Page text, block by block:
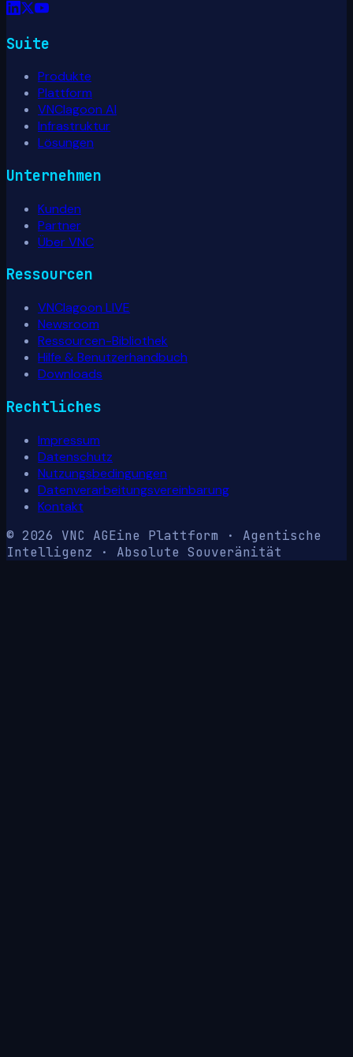
Suite
Produkte
Plattform
VNClagoon AI
Infrastruktur
Lösungen
Unternehmen
Kunden
Partner
Über VNC
Ressourcen
VNClagoon LIVE
Newsroom
Ressourcen-Bibliothek
Hilfe & Benutzerhandbuch
Downloads
Rechtliches
Impressum
Datenschutz
Nutzungsbedingungen
Datenverarbeitungsvereinbarung
Kontakt
© 2026 VNC AGEine Plattform · Agentische
Intelligenz · Absolute Souveränität